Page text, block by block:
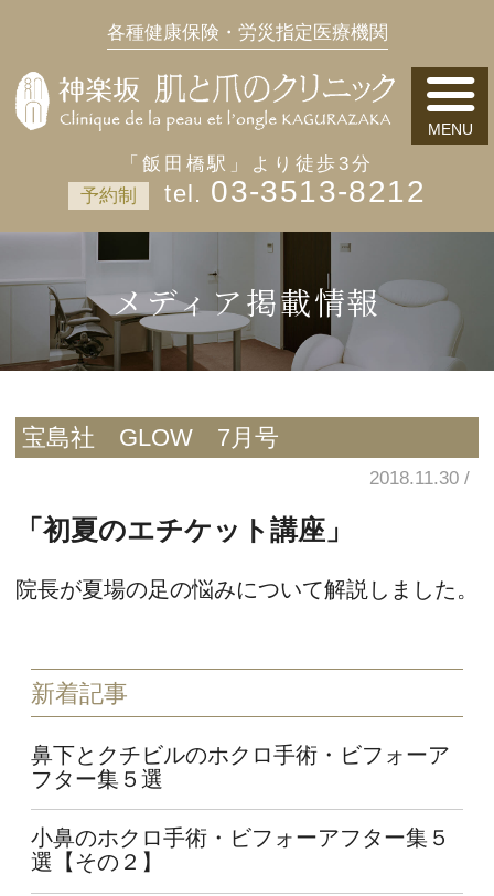
各種健康保険・労災指定医療機関
「飯田橋駅」より徒歩3分
予約制
03-3513-8212
メディア掲載情報
宝島社 GLOW 7月号
2018.11.30
「初夏のエチケット講座」
院長が夏場の足の悩みについて解説しました。
新着記事
鼻下とクチビルのホクロ手術・ビフォーア
フター集５選
小鼻のホクロ手術・ビフォーアフター集５
選【その２】